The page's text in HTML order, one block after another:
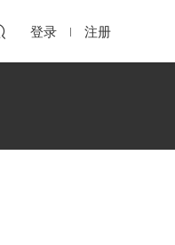
登录 注册